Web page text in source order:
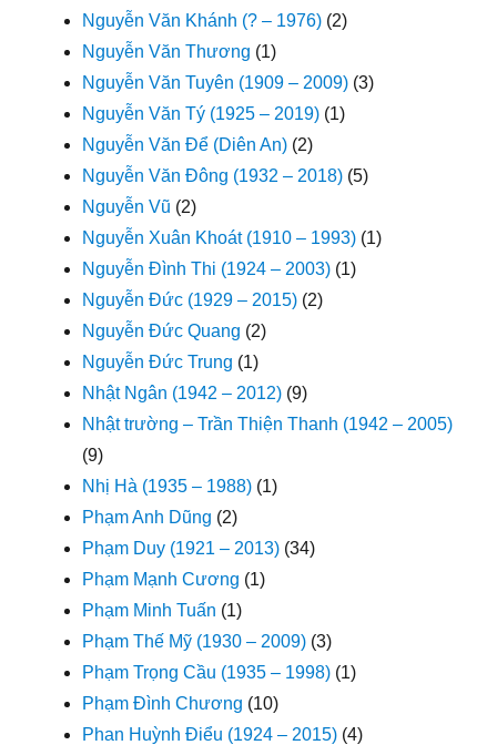
Nguyễn Văn Khánh (? – 1976) (2)
Nguyễn Văn Thương (1)
Nguyễn Văn Tuyên (1909 – 2009) (3)
Nguyễn Văn Tý (1925 – 2019) (1)
Nguyễn Văn Để (Diên An) (2)
Nguyễn Văn Đông (1932 – 2018) (5)
Nguyễn Vũ (2)
Nguyễn Xuân Khoát (1910 – 1993) (1)
Nguyễn Đình Thi (1924 – 2003) (1)
Nguyễn Đức (1929 – 2015) (2)
Nguyễn Đức Quang (2)
Nguyễn Đức Trung (1)
Nhật Ngân (1942 – 2012) (9)
Nhật trường – Trần Thiện Thanh (1942 – 2005)
(9)
Nhị Hà (1935 – 1988) (1)
Phạm Anh Dũng (2)
Phạm Duy (1921 – 2013) (34)
Phạm Mạnh Cương (1)
Phạm Minh Tuấn (1)
Phạm Thế Mỹ (1930 – 2009) (3)
Phạm Trọng Cầu (1935 – 1998) (1)
Phạm Đình Chương (10)
Phan Huỳnh Điểu (1924 – 2015) (4)